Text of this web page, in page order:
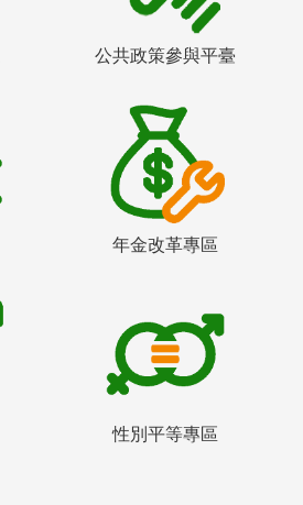
公共政策參與平臺
年金改革專區
性別平等專區